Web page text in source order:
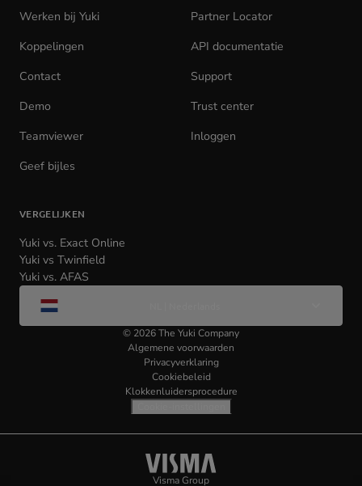
Werken bij Yuki
Partner Locator
Koppelingen
API documentatie
Contact
Support
Demo
Trust center
Teamviewer
Inloggen
Geef bijles
VERGELIJKEN
Yuki vs. Exact Online
Yuki vs Twinfield
Yuki vs. AFAS
© 2026The Yuki Company
Algemene voorwaarden
Privacyverklaring
Cookiebeleid
Klokkenluidersprocedure
Visma
(opens
Visma Group